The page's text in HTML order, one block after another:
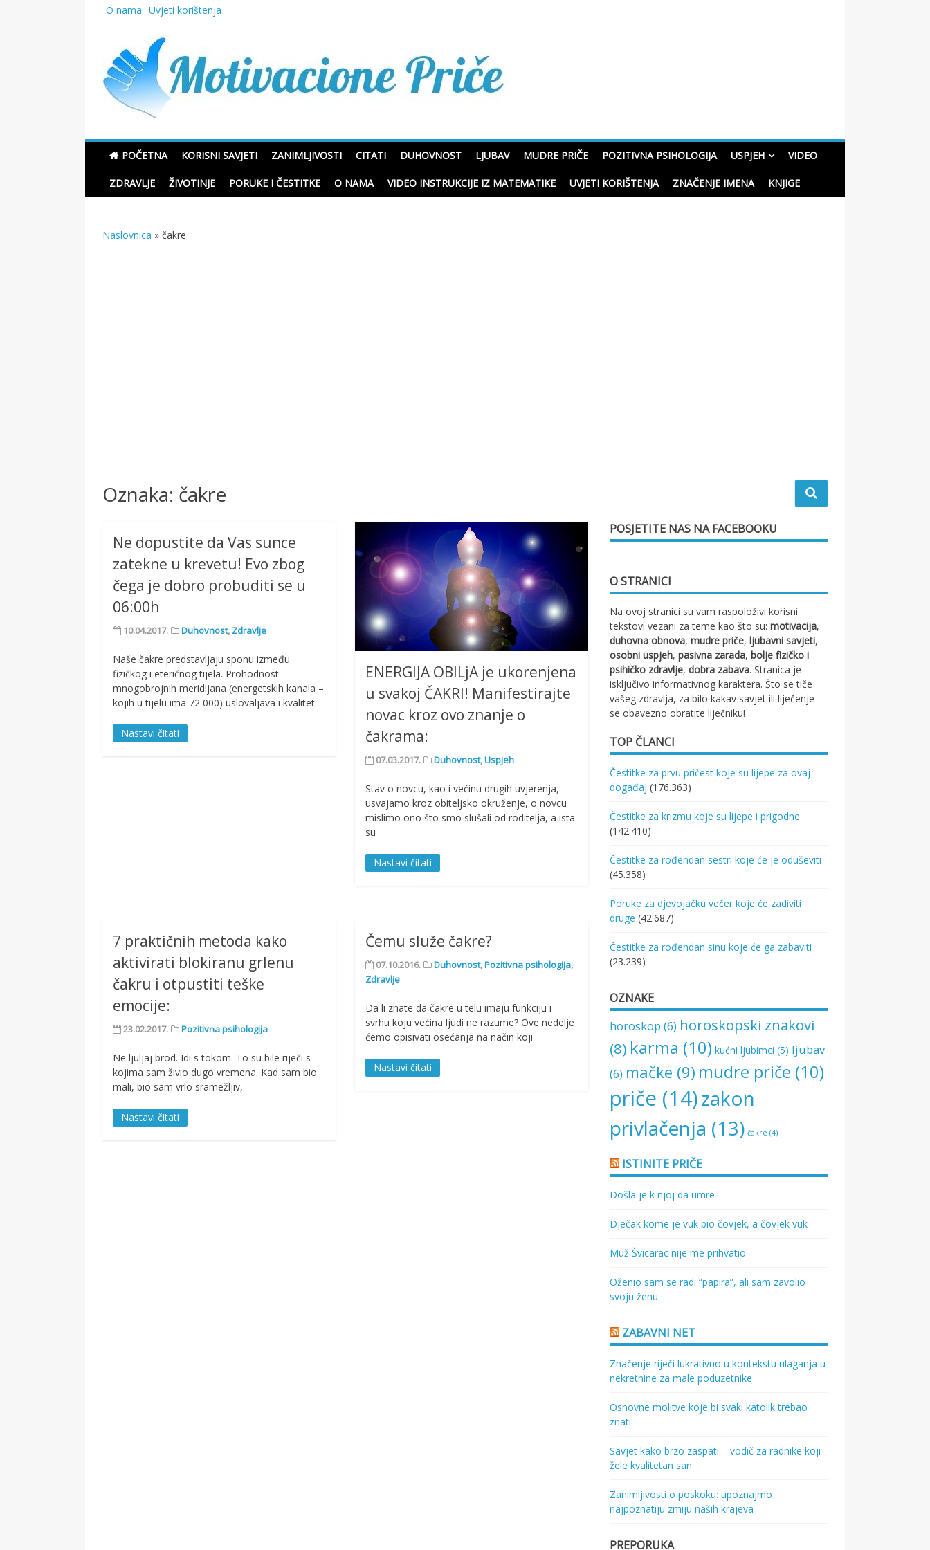
O nama Uvjeti korištenja
Motivacione Priče
POČETNA KORISNI SAVJETI ZANIMLJIVOSTI CITATI DUHOVNOST LJUBAV MUDRE PRIČE POZITIVNA PSIHOLOGIJA USPJEH VIDEO
ZDRAVLJE ŽIVOTINJE PORUKE I ČESTITKE O NAMA VIDEO INSTRUKCIJE IZ MATEMATIKE UVJETI KORIŠTENJA ZNAČENJE IMENA KNJIGE
Naslovnica »čakre
Oznaka: čakre
Ne dopustite da Vas sunce
zatekne u krevetu! Evo zbog
čega je dobro probuditi se u
06:00h
10.04.2017. Duhovnost, Zdravlje
Naše čakre predstavljaju sponu između
fizičkog i eteričnog tijela. Prohodnost
mnogobrojnih meridijana (energetskih kanala –
kojih u tijelu ima 72 000) uslovaljava i kvalitet
Nastavi čitati
ENERGIJA OBILjA je ukorenjena
u svakoj ČAKRI! Manifestirajte
novac kroz ovo znanje o
čakrama:
07.03.2017. Duhovnost,Uspjeh
Stav o novcu, kao i većinu drugih uvjerenja,
usvajamo kroz obiteljsko okruženje, o novcu
mislimo ono što smo slušali od roditelja, a ista
su
Nastavi čitati
7 praktičnih metoda kako
aktivirati blokiranu grlenu
čakru i otpustiti teške
emocije:
23.02.2017. Pozitivna psihologija
Ne ljuljaj brod. Idi s tokom. To su bile riječi s
kojima sam živio dugo vremena. Kad sam bio
mali, bio sam vrlo sramežljiv,
Nastavi čitati
Čemu služe čakre?
07.10.2016. Duhovnost,Pozitivna psihologija,
Zdravlje
Da li znate da čakre u telu imaju funkciju i
svrhu koju većina ljudi ne razume? Ove nedelje
ćemo opisivati osećanja na način koji
Nastavi čitati
POSJETITE NAS NA FACEBOOKU
O STRANICI
Na ovoj stranici su vam raspoloživi korisni
tekstovi vezani za teme kao što su:motivacija,
duhovna obnova,mudre priče,ljubavni savjeti,
osobni uspjeh,pasivna zarada,bolje fizičko i
psihičko zdravlje,dobra zabava. Stranica je
isključivo informativnog karaktera. Što se tiče
vašeg zdravlja, za bilo kakav savjet ili liječenje
se obavezno obratite liječniku!
TOP ČLANCI
Čestitke za prvu pričest koje su lijepe za ovaj
događaj (176.363)
Čestitke za krizmu koje su lijepe i prigodne
(142.410)
Čestitke za rođendan sestri koje će je oduševiti
(45.358)
Poruke za djevojačku večer koje će zadiviti
druge (42.687)
Čestitke za rođendan sinu koje će ga zabaviti
(23.239)
OZNAKE
horoskop (6) horoskopski znakovi
(8) karma (10) kućni ljubimci (5) ljubav
(6) mačke (9) mudre priče (10)
priče (14)zakon
privlačenja (13) čakre (4)
ISTINITE PRIČE
Došla je k njoj da umre
Dječak kome je vuk bio čovjek, a čovjek vuk
Muž Švicarac nije me prihvatio
Oženio sam se radi “papira”, ali sam zavolio
svoju ženu
ZABAVNI NET
Značenje riječi lukrativno u kontekstu ulaganja u
nekretnine za male poduzetnike
Osnovne molitve koje bi svaki katolik trebao
znati
Savjet kako brzo zaspati – vodič za radnike koji
žele kvalitetan san
Zanimljivosti o poskoku: upoznajmo
najpoznatiju zmiju naših krajeva
PREPORUKA